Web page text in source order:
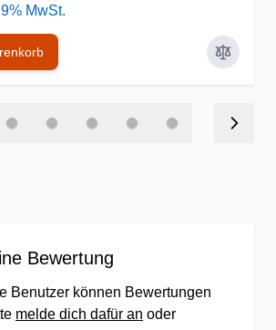
MwSt.
Bewertung
Benutzer können Bewertungen
melde dich dafür an oder